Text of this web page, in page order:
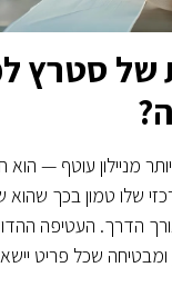
של סטרץ
מניילון עוטף —
שלו טמון בכך
הדרך. העטיפה
שכל פריט